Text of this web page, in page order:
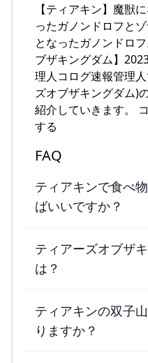
【ティアキン】魔獣
ったガノンドロフと
となったガノンドロ
ブザキングダム】
理人コログ速報管理
ズオブザキングダム)
紹介していきます。
する
FAQ
ティアキンで食べ
ばいいですか？
ティアーズオブザ
は？
ティアキンの双子
りますか？